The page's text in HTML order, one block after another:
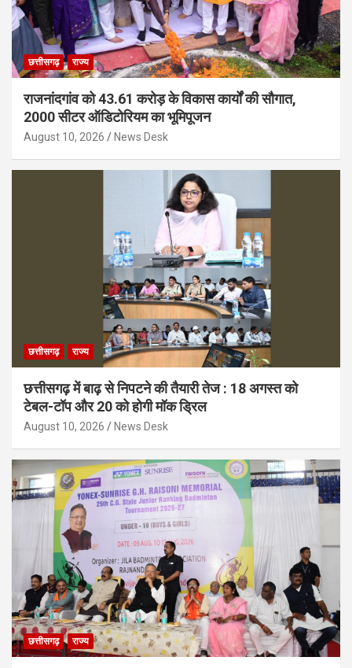
छत्तीसगढ़ राज्य
राजनांदगांव को 43.61 करोड़ के विकास कार्यों की सौगात,
2000 सीटर ऑडिटोरियम का भूमिपूजन
August 10, 2026 News Desk
छत्तीसगढ़ राज्य
छत्तीसगढ़ में बाढ़ से निपटने की तैयारी तेज : 18 अगस्त को
टेबल-टॉप और 20 को होगी मॉक ड्रिल
August 10, 2026 News Desk
छत्तीसगढ़ राज्य